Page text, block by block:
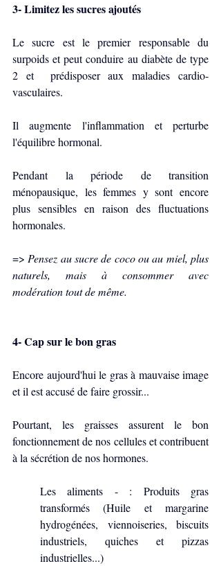
3- Limitez les sucres ajoutés
Le sucre est le premier responsable du
surpoids et peut conduire au diabète de type
2 et  prédisposer aux maladies cardio-
vasculaires.
Il augmente l'inflammation et perturbe
l'équilibre hormonal.
Pendant la période de transition
ménopausique, les femmes y sont encore
plus sensibles en raison des fluctuations
hormonales.
=> Pensez au sucre de coco ou au miel, plus
naturels, mais à consommer avec
modération tout de même.
4- Cap sur le bon gras
Encore aujourd'hui le gras à mauvaise image
et il est accusé de faire grossir...
Pourtant, les graisses assurent le bon
fonctionnement de nos cellules et contribuent
à la sécrétion de nos hormones.
Les aliments - : Produits gras
transformés (Huile et margarine
hydrogénées, viennoiseries, biscuits
industriels, quiches et pizzas
industrielles...)